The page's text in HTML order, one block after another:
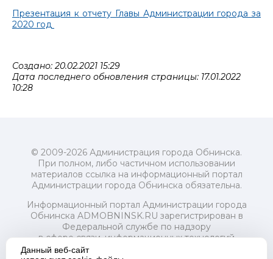
Презентация к отчету Главы Администрации города за
2020 год
Создано: 20.02.2021 15:29
Дата последнего обновления страницы: 17.01.2022
10:28
© 2009-2026 Администрация города Обнинска.
При полном, либо частичном использовании
материалов ссылка на информационный портал
Администрации города Обнинска обязательна.
Информационный портал Администрации города
Обнинска ADMOBNINSK.RU зарегистрирован в
Федеральной службе по надзору
в сфере связи, информационных технологий
и массовых коммуникаций (Роскомнадзор) 24 июля
Данный веб-сайт